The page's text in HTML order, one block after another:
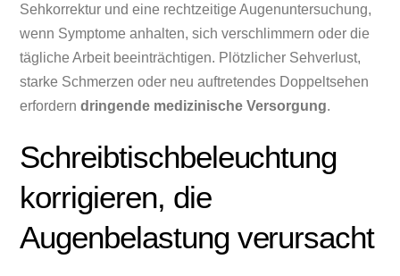
Sehkorrektur und eine rechtzeitige Augenuntersuchung,
wenn Symptome anhalten, sich verschlimmern oder die
tägliche Arbeit beeinträchtigen. Plötzlicher Sehverlust,
starke Schmerzen oder neu auftretendes Doppeltsehen
erforderndringende medizinische Versorgung.
Schreibtischbeleuchtung
korrigieren, die
Augenbelastung verursacht